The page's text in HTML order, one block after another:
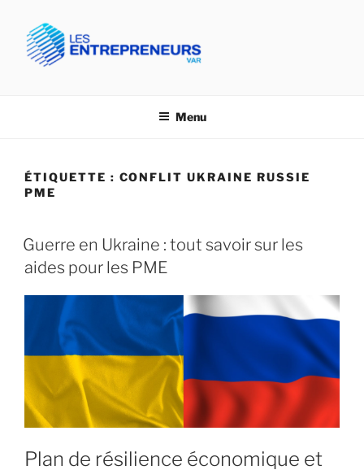
contenu
principal
ENTREPRENEURS VAR
Menu
ÉTIQUETTE : CONFLIT UKRAINE RUSSIE
PME
Guerre en Ukraine : tout savoir sur les
aides pour les PME
Plan de résilience économique et